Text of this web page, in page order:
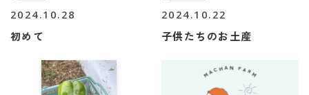
2024.10.28
初めて
2024.10.22
子供たちのお土産